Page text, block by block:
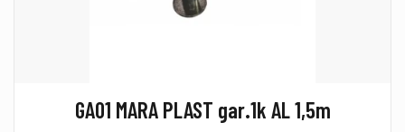
GA01 MARA PLAST gar.1k AL 1,5m